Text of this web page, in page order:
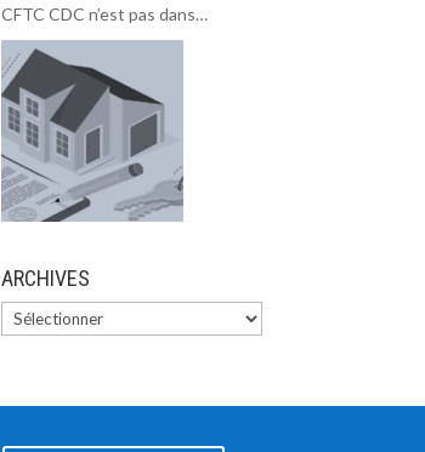
CFTC CDC n’est pas dans
l’intersyndicale « Pouvoir d’achat »
et Rentrée 2026 .
ARCHIVES